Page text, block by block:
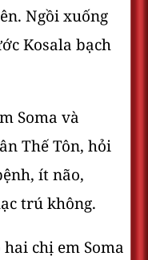
Ngồi xuống
Kosala bạch
Soma và
Thế Tôn, hỏi
ít não,
trú không.
chị em Soma